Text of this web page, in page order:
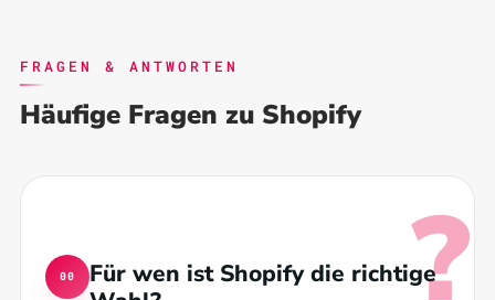
FRAGEN & ANTWORTEN
Häufige Fragen zu Shopify
Für wen ist Shopify die richtige